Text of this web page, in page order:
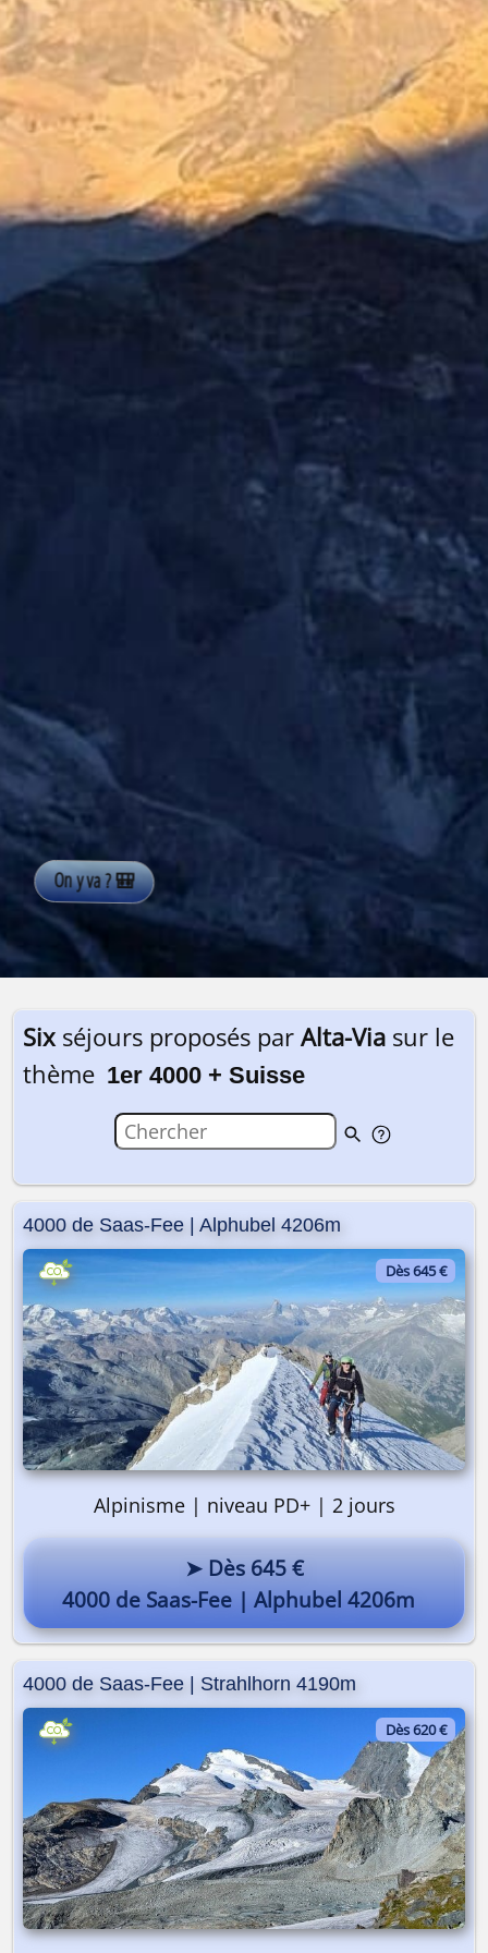
On y va ? 🎒
Sixséjours proposés par Alta-Via sur le
thème 1er 4000 + Suisse
4000 de Saas-Fee | Alphubel 4206m
Dès 645 €
Alpinisme | niveau PD+ | 2 jours
➤ Dès 645 €
4000 de Saas-Fee | Alphubel 4206m
4000 de Saas-Fee | Strahlhorn 4190m
Dès 620 €